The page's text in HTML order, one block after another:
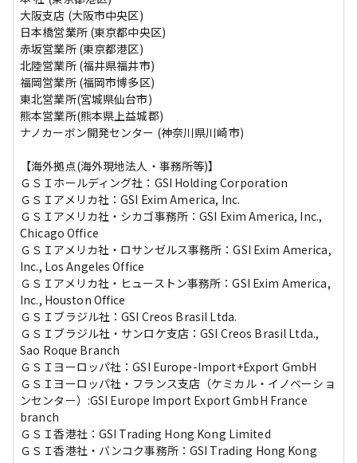
大阪支店 (大阪市中央区)
日本橋営業所 (東京都中央区)
赤坂営業所 (東京都港区)
北陸営業所 (福井県福井市)
福岡営業所 (福岡市博多区)
東北営業所(宮城県仙台市)
熊本営業所(熊本県上益城郡)
ナノカーボン開発センター (神奈川県川崎市)
【海外拠点(海外現地法人・事務所等)】
ＧＳＩホールディング社：GSI Holding Corporation
ＧＳＩアメリカ社：GSI Exim America, Inc.
ＧＳＩアメリカ社・シカゴ事務所：GSI Exim America, Inc.,
Chicago Office
ＧＳＩアメリカ社・ロサンゼルス事務所：GSI Exim America,
Inc., Los Angeles Office
ＧＳＩアメリカ社・ヒューストン事務所：GSI Exim America,
Inc., Houston Office
ＧＳＩブラジル社：GSI Creos Brasil Ltda.
ＧＳＩブラジル社・サンロケ支店：GSI Creos Brasil Ltda.,
Sao Roque Branch
ＧＳＩヨーロッパ社：GSI Europe-Import+Export GmbH
ＧＳＩヨーロッパ社・フランス支店（ケミカル・イノベーショ
ンセンター）:GSI Europe Import Export GmbH France
branch
ＧＳＩ香港社：GSI Trading Hong Kong Limited
ＧＳＩ香港社・バンコク事務所：GSI Trading Hong Kong